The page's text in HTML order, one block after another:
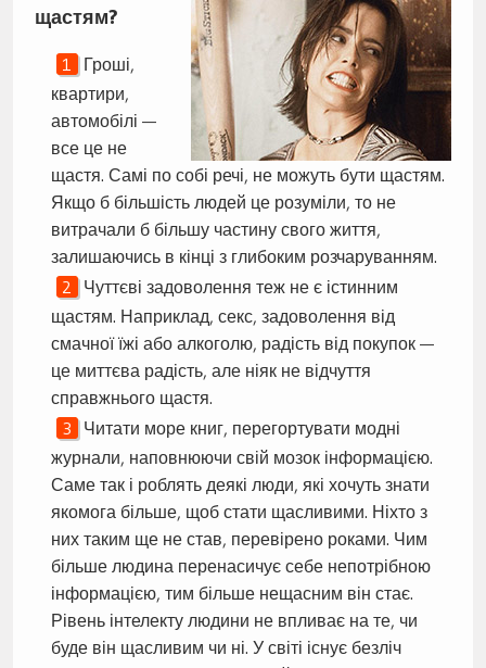
щастям?
Гроші,
квартири,
автомобілі —
все це не
щастя. Самі по собі речі, не можуть бути щастям.
Якщо б більшість людей це розуміли, то не
витрачали б більшу частину свого життя,
залишаючись в кінці з глибоким розчаруванням.
Чуттєві задоволення теж не є істинним
щастям. Наприклад, секс, задоволення від
смачної їжі або алкоголю, радість від покупок —
це миттєва радість, але ніяк не відчуття
справжнього щастя.
Читати море книг, перегортувати модні
журнали, наповнюючи свій мозок інформацією.
Саме так і роблять деякі люди, які хочуть знати
якомога більше, щоб стати щасливими. Ніхто з
них таким ще не став, перевірено роками. Чим
більше людина перенасичує себе непотрібною
інформацією, тим більше нещасним він стає.
Рівень інтелекту людини не впливає на те, чи
буде він щасливим чи ні. У світі існує безліч